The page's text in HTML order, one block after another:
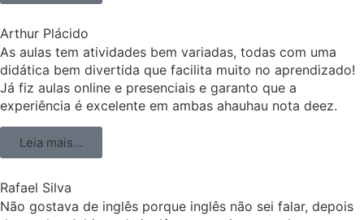
Arthur Plácido
As aulas tem atividades bem variadas, todas com uma
didática bem divertida que facilita muito no aprendizado!
Já fiz aulas online e presenciais e garanto que a
experiência é excelente em ambas ahauhau nota deez.
Leia mais...
Rafael Silva
Não gostava de inglês porque inglês não sei falar, depois